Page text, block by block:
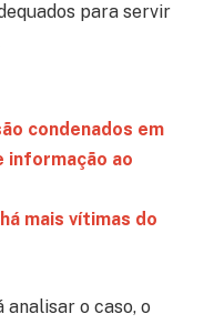
para servir
condenados em
informação ao
mais vítimas do
analisar o caso, o